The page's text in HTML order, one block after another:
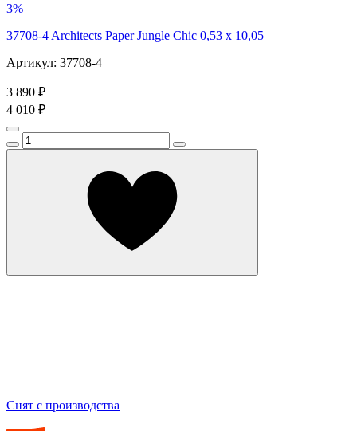
3%
37708-4 Architects Paper Jungle Chic 0,53 х 10,05
Артикул: 37708-4
3 890 ₽
4 010 ₽
Снят с производства